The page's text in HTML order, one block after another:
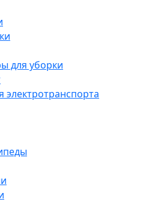
для уборки
электротранспорта